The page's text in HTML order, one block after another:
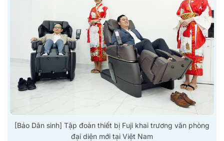
[Báo Dân sinh] Tập đoàn thiết bị Fuji khai trương văn phòng
đại diện mới tại Việt Nam